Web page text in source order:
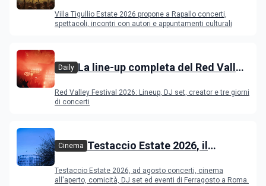
Villa Tigullio Estate 2026 propone a Rapallo concerti,
spettacoli, incontri con autori e appuntamenti culturali
Daily La line-up completa del Red Valley
Red Valley Festival 2026: Lineup, DJ set, creator e tre giorni
di concerti
Cinema Testaccio Estate 2026, il
Ferragosto
Testaccio Estate 2026, ad agosto concerti, cinema
all'aperto, comicità, DJ set ed eventi di Ferragosto a Roma.